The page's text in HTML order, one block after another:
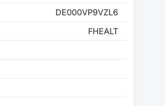
DE000VP9VZL6
FHEALT